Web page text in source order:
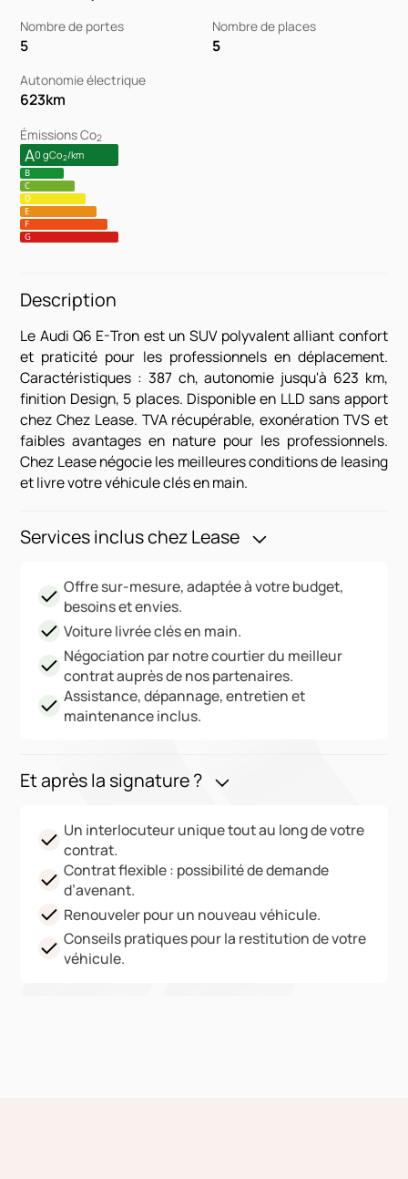
Nombre de portes
5
Nombre de places
5
Autonomie électrique
623km
Émissions Co2
A0 gCo2/km
B
C
D
E
F
G
Description
Le Audi Q6 E-Tron est un SUV polyvalent alliant confort
et praticité pour les professionnels en déplacement.
Caractéristiques : 387 ch, autonomie jusqu'à 623 km,
finition Design, 5 places. Disponible en LLD sans apport
chez Chez Lease. TVA récupérable, exonération TVS et
faibles avantages en nature pour les professionnels.
Chez Lease négocie les meilleures conditions de leasing
et livre votre véhicule clés en main.
Services inclus chez Lease
Offre sur-mesure, adaptée à votre budget,
besoins et envies.
Voiture livrée clés en main.
Négociation par notre courtier du meilleur
contrat auprès de nos partenaires.
Assistance, dépannage, entretien et
maintenance inclus.
Et après la signature ?
Un interlocuteur unique tout au long de votre
contrat.
Contrat flexible : possibilité de demande
d’avenant.
Renouveler pour un nouveau véhicule.
Conseils pratiques pour la restitution de votre
véhicule.